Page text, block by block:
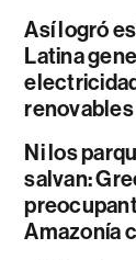
Así logró
Latina
renovables
Ni los
salvan:
Amazonía